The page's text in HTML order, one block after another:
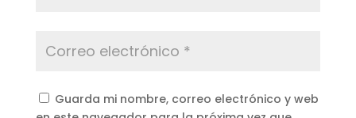
Guarda mi nombre, correo electrónico y web